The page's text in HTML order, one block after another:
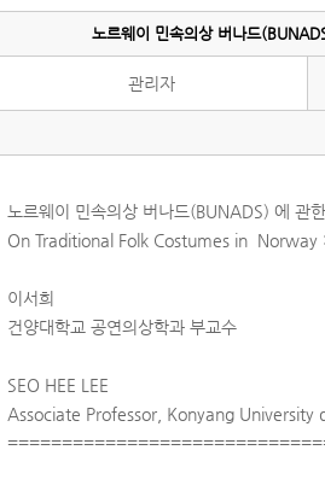
노르웨이 민속의상 버나드
관리자
노르웨이 민속의상 버나드(BUNADS) 에 관
On Traditional Folk Costumes in Norway
이서희
건양대학교 공연의상학과 부교수
SEO HEE LEE
Associate Professor, Konyang University